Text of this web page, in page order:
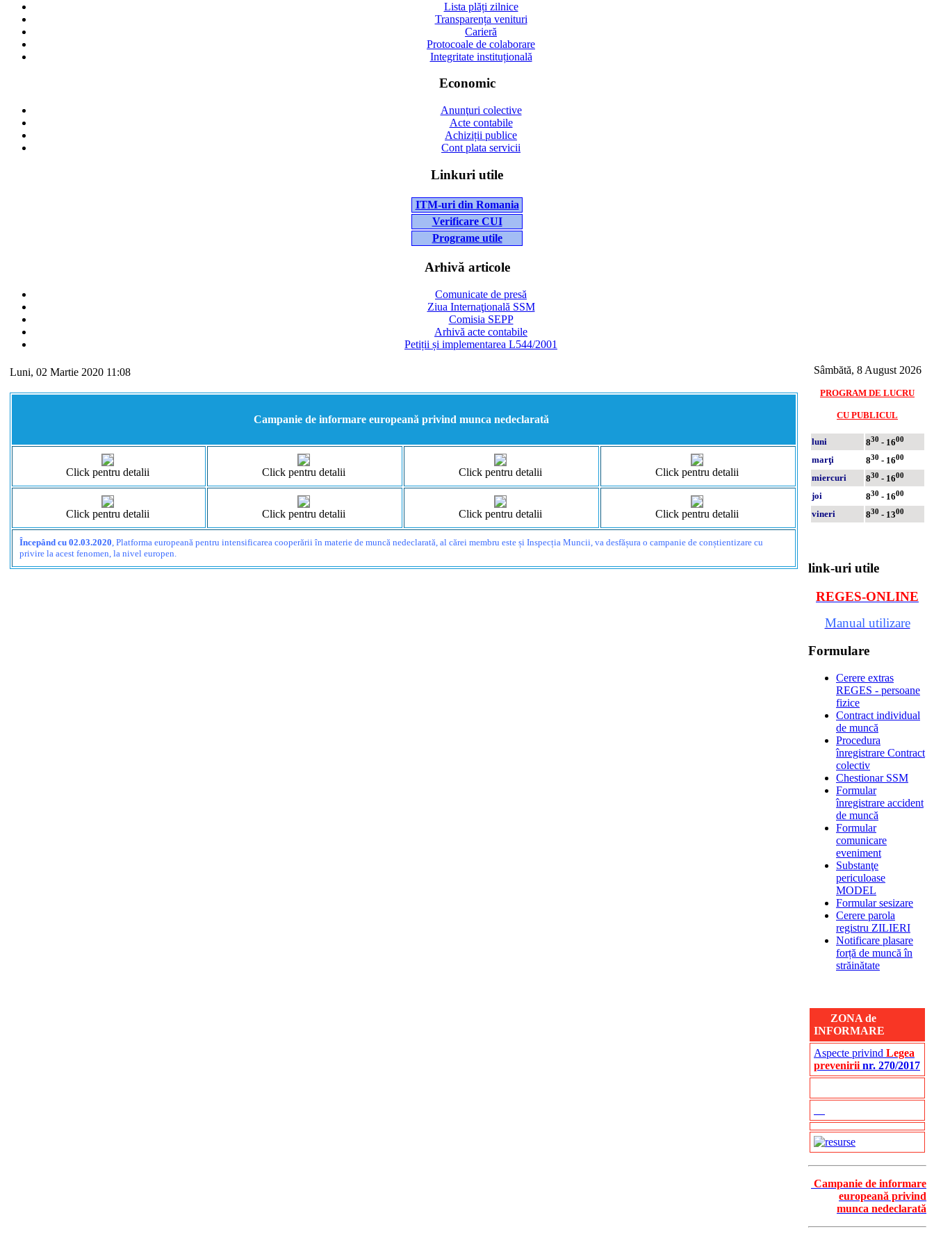
Lista plăți zilnice
Transparența venituri
Carieră
Protocoale de colaborare
Integritate instituțională
Economic
Anunţuri colective
Acte contabile
Achiziții publice
Cont plata servicii
Linkuri utile
ITM-uri din Romania
Verificare CUI
Programe utile
Arhivă articole
Comunicate de presă
Ziua Internaţională SSM
Comisia SEPP
Arhivă acte contabile
Petiții și implementarea L544/2001
Luni, 02 Martie 2020 11:08
Campanie de informare europeană privind munca nedeclarată
Click pentru detalii Click pentru detalii Click pentru detalii Click pentru detalii
Click pentru detalii Click pentru detalii Click pentru detalii Click pentru detalii
Începând cu 02.03.2020, Platforma europeană pentru intensificarea cooperării în materie de muncă nedeclarată, al cărei membru este și Inspecția Muncii, va desfășura o campanie de conștientizare cu
privire la acest fenomen, la nivel europen.
Sâmbătă, 8 August 2026
PROGRAM DE LUCRU
CU PUBLICUL
luni 830 - 1600
marţi 830 - 1600
miercuri 830 - 1600
joi 830 - 1600
vineri 830 - 1300
link-uri utile
REGES-ONLINE
Manual utilizare
Formulare
Cerere extras
REGES - persoane
fizice
Contract individual
de muncă
Procedura
înregistrare Contract
colectiv
Chestionar SSM
Formular
înregistrare accident
de muncă
Formular
comunicare
eveniment
Substanţe
periculoase
MODEL
Formular sesizare
Cerere parola
registru ZILIERI
Notificare plasare
forță de muncă în
străinătate
ZONA de
INFORMARE
Aspecte privind Legea
prevenirii nr. 270/2017
Campanie de informare
europeană privind
munca nedeclarată